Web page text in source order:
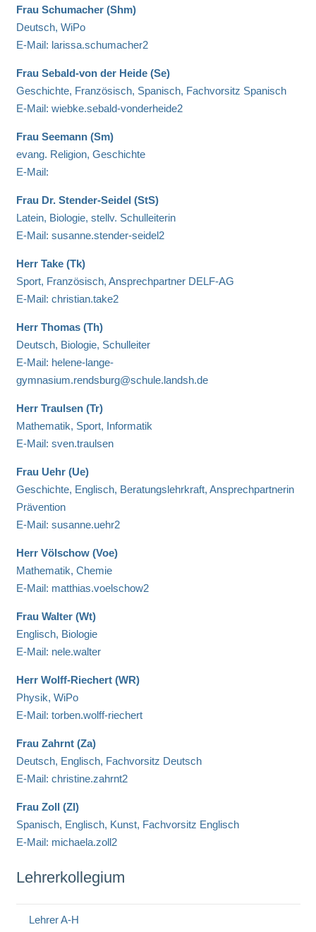
Frau Schumacher (Shm)
Deutsch, WiPo
E-Mail: larissa.schumacher2
Frau Sebald-von der Heide (Se)
Geschichte, Französisch, Spanisch, Fachvorsitz Spanisch
E-Mail: wiebke.sebald-vonderheide2
Frau Seemann (Sm)
evang. Religion, Geschichte
E-Mail:
Frau Dr. Stender-Seidel (StS)
Latein, Biologie, stellv. Schulleiterin
E-Mail: susanne.stender-seidel2
Herr Take (Tk)
Sport, Französisch, Ansprechpartner DELF-AG
E-Mail: christian.take2
Herr Thomas (Th)
Deutsch, Biologie, Schulleiter
E-Mail: helene-lange-
gymnasium.rendsburg@schule.landsh.de
Herr Traulsen (Tr)
Mathematik, Sport, Informatik
E-Mail: sven.traulsen
Frau Uehr (Ue)
Geschichte, Englisch, Beratungslehrkraft, Ansprechpartnerin
Prävention
E-Mail: susanne.uehr2
Herr Völschow (Voe)
Mathematik, Chemie
E-Mail: matthias.voelschow2
Frau Walter (Wt)
Englisch, Biologie
E-Mail: nele.walter
Herr Wolff-Riechert (WR)
Physik, WiPo
E-Mail: torben.wolff-riechert
Frau Zahrnt (Za)
Deutsch, Englisch, Fachvorsitz Deutsch
E-Mail: christine.zahrnt2
Frau Zoll (Zl)
Spanisch, Englisch, Kunst, Fachvorsitz Englisch
E-Mail: michaela.zoll2
Lehrerkollegium
Lehrer A-H